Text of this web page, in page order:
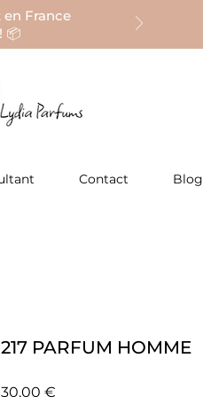
France
📦
Contact Blog
217 PARFUM HOMME
30,00 €